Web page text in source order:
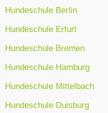
Hundeschule Berlin
Hundeschule Erfurt
Hundeschule Bremen
Hundeschule Hamburg
Hundeschule Mittelbach
Hundeschule Duisburg